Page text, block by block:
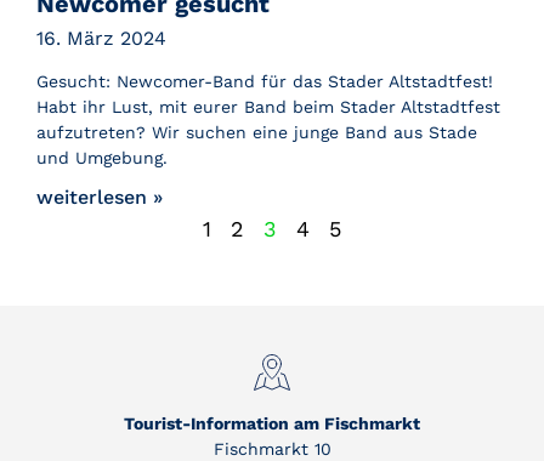
16. März 2024
Gesucht: Newcomer-Band für das Stader Altstadtfest!
Habt ihr Lust, mit eurer Band beim Stader Altstadtfest
aufzutreten? Wir suchen eine junge Band aus Stade
und Umgebung.
weiterlesen »
1 2 3 4 5
Tourist-Information am Fischmarkt
Fischmarkt 10